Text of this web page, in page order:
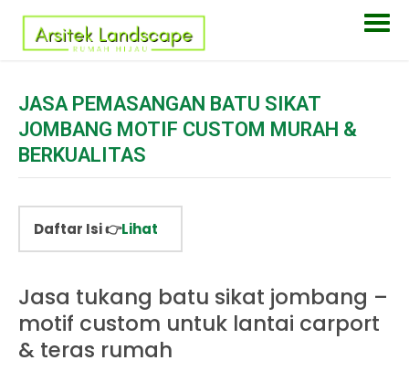
JASA PEMASANGAN BATU SIKAT
JOMBANG MOTIF CUSTOM MURAH &
BERKUALITAS
Daftar Isi 👉Lihat
Jasa tukang batu sikat jombang –
motif custom untuk lantai carport
& teras rumah